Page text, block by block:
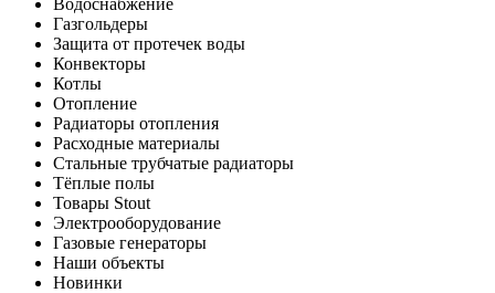
Водоснабжение
Газгольдеры
Защита от протечек воды
Конвекторы
Котлы
Отопление
Радиаторы отопления
Расходные материалы
Стальные трубчатые радиаторы
Тёплые полы
Товары Stout
Электрооборудование
Газовые генераторы
Наши объекты
Новинки